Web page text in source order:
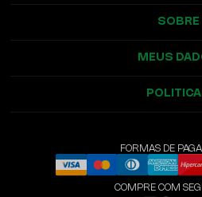
SOBRE
MEUS
FORMAS DE
COMPRE COM